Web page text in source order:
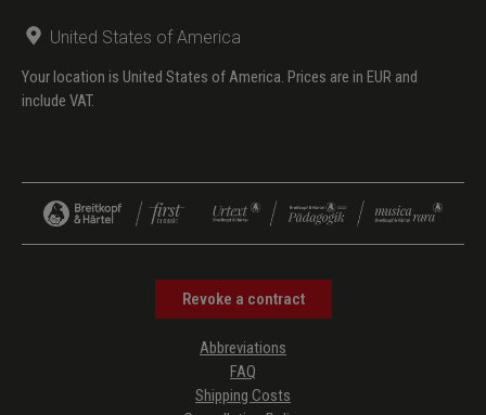
United States of America
Your location is United States of America. Prices are in EUR and
include VAT.
Revoke a contract
Abbreviations
FAQ
Shipping Costs